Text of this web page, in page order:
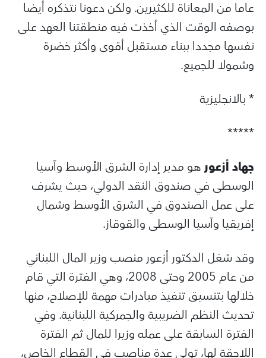
عاما من المعاناة للكثيرين. ولكن دعونا نتذكره أيضا
بوصفه الوقت الذي أخذت فيه منطقتنا العهد على
نفسها مجددا ببناء مستقبل أقوى وأكثر خضرة
وشمولا للجميع.
* بالانجليزية
*****
جهاد أزعورهو مدير إدارة الشرق الأوسط وآسيا
الوسطى في صندوق النقد الدولي، حيث يشرف
على عمل الصندوق في الشرق الأوسط وشمال
إفريقيا وآسيا الوسطى والقوقاز.
وقد شغل الدكتور أزعور منصب وزير المال اللبناني
من عام 2005 وحتى 2008، وهي الفترة التي قام
خلالها بتنسيق تنفيذ مبادرات مهمة للإصلاح، منها
تحديث النظم الضريبية والجمركية اللبنانية. وفي
الفترة السابقة على عمله وزيرا للمال ثم الفترة
اللاحقة لها، تولى عدة مناصب في القطاع الخاص،